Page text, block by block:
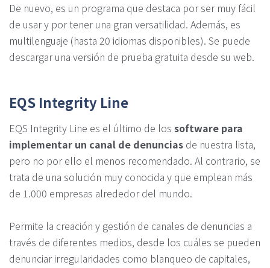
De nuevo, es un programa que destaca por ser muy fácil
de usar y por tener una gran versatilidad. Además, es
multilenguaje (hasta 20 idiomas disponibles). Se puede
descargar una versión de prueba gratuita desde su web.
EQS Integrity Line
EQS Integrity Line es el último de los software para
implementar un canal de denuncias de nuestra lista,
pero no por ello el menos recomendado. Al contrario, se
trata de una solución muy conocida y que emplean más
de 1.000 empresas alrededor del mundo.
Permite la creación y gestión de canales de denuncias a
través de diferentes medios, desde los cuáles se pueden
denunciar irregularidades como blanqueo de capitales,